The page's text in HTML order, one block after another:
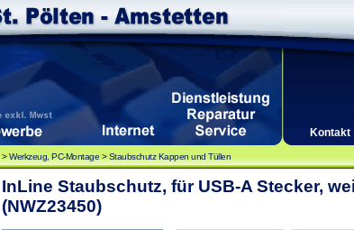
Kontakt
>Werkzeug, PC-Montage >Staubschutz Kappen und Tüllen
InLine Staubschutz, für USB-A Stecker,
(NWZ23450)